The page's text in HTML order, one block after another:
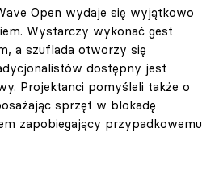
Open wydaje się wyjątkowo
Wystarczy wykonać gest
a szuflada otworzy się
dostępny jest
Projektanci pomyśleli także o
sprzęt w blokadę
zapobiegający przypadkowemu